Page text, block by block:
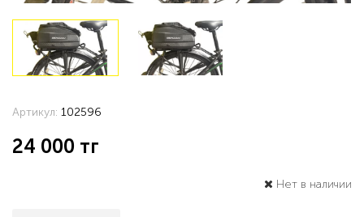
Артикул: 102596
24 000 тг
Нет в наличии